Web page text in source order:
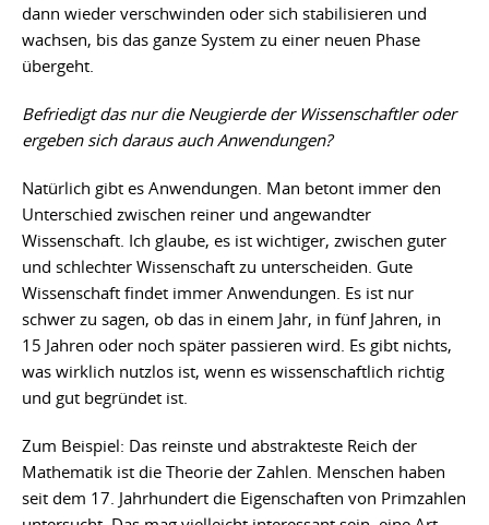
dann wieder verschwinden oder sich stabilisieren und
wachsen, bis das ganze System zu einer neuen Phase
übergeht.
Befriedigt das nur die Neugierde der Wissenschaftler oder
ergeben sich daraus auch Anwendungen?
Natürlich gibt es Anwendungen. Man betont immer den
Unterschied zwischen reiner und angewandter
Wissenschaft. Ich glaube, es ist wichtiger, zwischen guter
und schlechter Wissenschaft zu unterscheiden. Gute
Wissenschaft findet immer Anwendungen. Es ist nur
schwer zu sagen, ob das in einem Jahr, in fünf Jahren, in
15 Jahren oder noch später passieren wird. Es gibt nichts,
was wirklich nutzlos ist, wenn es wissenschaftlich richtig
und gut begründet ist.
Zum Beispiel: Das reinste und abstrakteste Reich der
Mathematik ist die Theorie der Zahlen. Menschen haben
seit dem 17. Jahrhundert die Eigenschaften von Primzahlen